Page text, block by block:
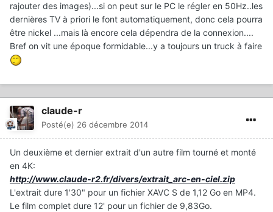
rajouter des images)...si on peut sur le PC le régler en 50Hz..les
dernières TV à priori le font automatiquement, donc cela pourra
être nickel ...mais là encore cela dépendra de la connexion....
Bref on vit une époque formidable...y a toujours un truck à faire
claude-r
Posté(e) 26 décembre 2014
Un deuxième et dernier extrait d'un autre film tourné et monté
en 4K:
http://www.claude-r2.fr/divers/extrait_arc-en-ciel.zip
L'extrait dure 1'30" pour un fichier XAVC S de 1,12 Go en MP4.
Le film complet dure 12' pour un fichier de 9,83Go.